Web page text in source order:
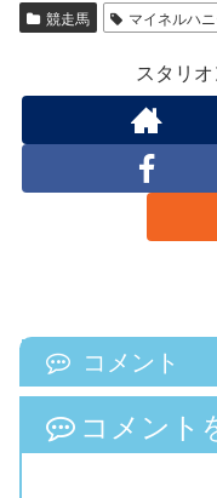
競走馬 マイネルハ
スタリ
コメント
コメント